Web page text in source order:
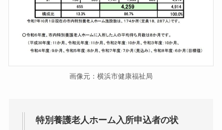
画像元：横浜市健康福祉局
特別養護老人ホーム入所申込者の状